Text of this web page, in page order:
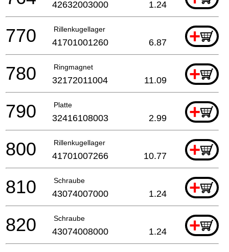
42632003000 1.24
Rillenkugellager +
770 41701001260 6.87
Ringmagnet +
780 32172011004 11.09
Platte +
790 32416108003 2.99
Rillenkugellager +
800 41701007266 10.77
Schraube +
810 43074007000 1.24
Schraube +
820 43074008000 1.24